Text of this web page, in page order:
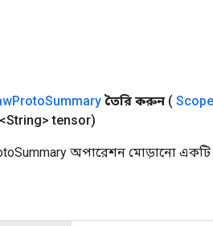
ProtoSummary তৈরি করুন ( Scope
<String> tensor)
অপারেশন মোড়ানো একটি